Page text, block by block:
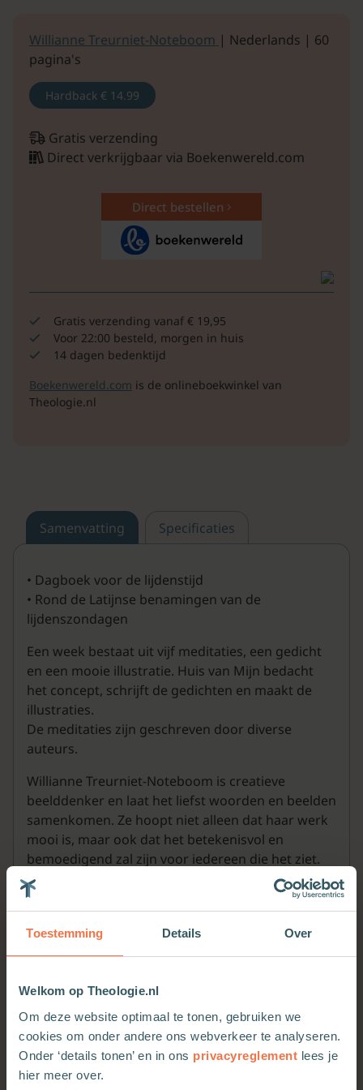
Toestemming Details Over
Welkom op Theologie.nl
Om deze website optimaal te tonen, gebruiken we
cookies om onder andere ons webverkeer te analyseren.
Onder ‘details tonen’ en in ons privacyreglement lees je
hier meer over.
Willianne Treurniet-Noteboom | Nederlands | 60
pagina's
Hardback € 14.99
Gratis verzending
Direct verkrijgbaar via Boekenwereld.com
Direct bestellen
Gratis verzending vanaf € 19,95
Voor 22:00 besteld, morgen in huis
14 dagen bedenktijd
Boekenwereld.com is de onlineboekwinkel van
Theologie.nl
Samenvatting Specificaties
• Dagboek voor de lijdenstijd
• Rond de Latijnse benamingen van de
lijdenszondagen
Een week bestaat uit vijf meditaties, een gedicht
en een mooie illustratie. Huis van Mijn bedacht
het concept, schrijft de gedichten en maakt de
illustraties.
De meditaties zijn geschreven door diverse
auteurs.
Willianne Treurniet-Noteboom is creatieve
beelddenker en laat het liefst woorden en beelden
samenkomen. Ze hoopt niet alleen dat haar werk
mooi is, maar ook dat het betekenisvol en
bemoedigend zal zijn voor iedereen die het ziet.
Meer van deze auteur